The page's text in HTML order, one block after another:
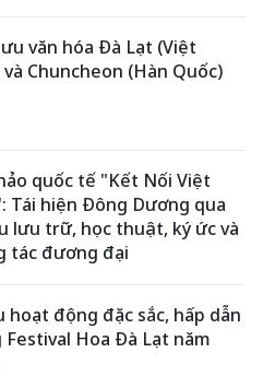
văn hóa Đà Lạt (Việt
và Chuncheon (Hàn Quốc)
quốc tế "Kết Nối Việt
Tái hiện Đông Dương qua
lưu trữ, học thuật, ký ức và
tác đương đại
hoạt động đặc sắc, hấp dẫn
Hoa Đà Lạt năm